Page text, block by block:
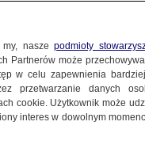
my, naszepodmioty
Partnerów może
w celu zapewnienia
przetwarzanie danych
cookie. Użytkownik może
interes w dowolnym